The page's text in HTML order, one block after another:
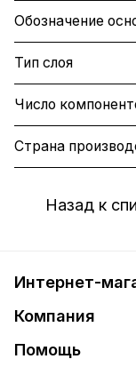
Обозначение
Тип слоя
Число
Страна
Назад к
Интернет-
Компания
Помощь